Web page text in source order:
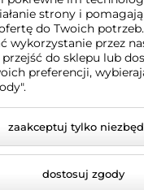
strony i
do Twoich
wykorzystanie przez
do sklepu lub
preferencji,
zaakceptuj tylko
dostosuj zgody